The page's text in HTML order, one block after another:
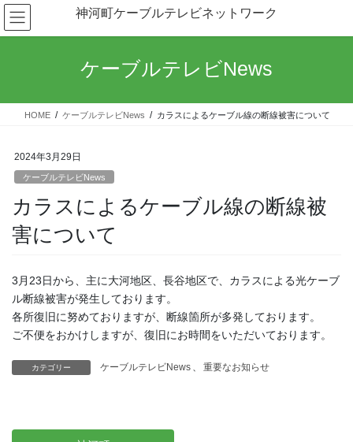
コ
ン
テ
ス
ナ
ビ
ゲ
ン
神河町ケーブルテレビネットワーク
ケーブルテレビNews
HOME ケーブルテレビNews カラスによるケーブル線の断線被害について
2024年3月29日
ケーブルテレビNews
カラスによるケーブル線の断線被
害について
3月23日から、主に大河地区、長谷地区で、カラスによる光ケーブ
ル断線被害が発生しております。
各所復旧に努めておりますが、断線箇所が多発しております。
ご不便をおかけしますが、復旧にお時間をいただいております。
カテゴリー ケーブルテレビNews 、 重要なお知らせ